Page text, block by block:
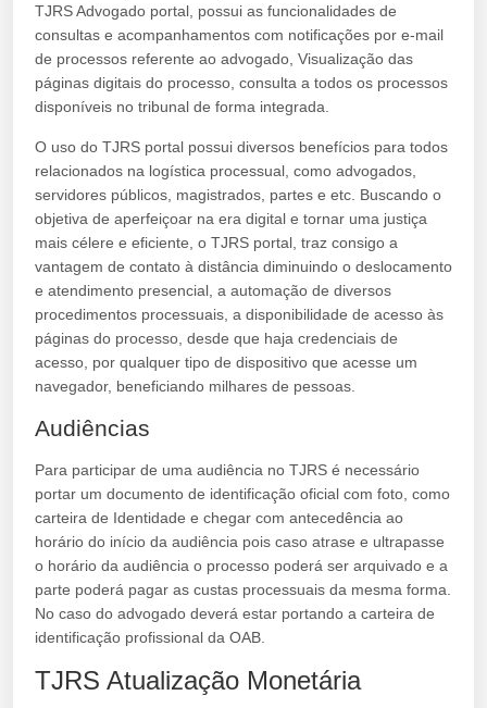
TJRS Advogado portal, possui as funcionalidades de
consultas e acompanhamentos com notificações por e-mail
de processos referente ao advogado, Visualização das
páginas digitais do processo, consulta a todos os processos
disponíveis no tribunal de forma integrada.
O uso do TJRS portal possui diversos benefícios para todos
relacionados na logística processual, como advogados,
servidores públicos, magistrados, partes e etc. Buscando o
objetiva de aperfeiçoar na era digital e tornar uma justiça
mais célere e eficiente, o TJRS portal, traz consigo a
vantagem de contato à distância diminuindo o deslocamento
e atendimento presencial, a automação de diversos
procedimentos processuais, a disponibilidade de acesso às
páginas do processo, desde que haja credenciais de
acesso, por qualquer tipo de dispositivo que acesse um
navegador, beneficiando milhares de pessoas.
Audiências
Para participar de uma audiência no TJRS é necessário
portar um documento de identificação oficial com foto, como
carteira de Identidade e chegar com antecedência ao
horário do início da audiência pois caso atrase e ultrapasse
o horário da audiência o processo poderá ser arquivado e a
parte poderá pagar as custas processuais da mesma forma.
No caso do advogado deverá estar portando a carteira de
identificação profissional da OAB.
TJRS Atualização Monetária